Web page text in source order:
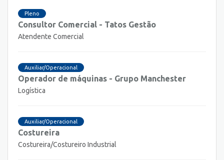
Pleno
Consultor Comercial - Tatos Gestão
Atendente Comercial
Auxiliar/Operacional
Operador de máquinas - Grupo Manchester
Logística
Auxiliar/Operacional
Costureira
Costureira/Costureiro Industrial